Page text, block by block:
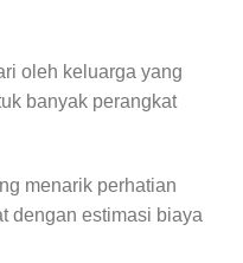
oleh keluarga yang
banyak perangkat
menarik perhatian
dengan estimasi biaya